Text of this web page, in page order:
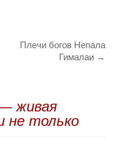
Плечи богов Непала
Гималаи →
живая
не только